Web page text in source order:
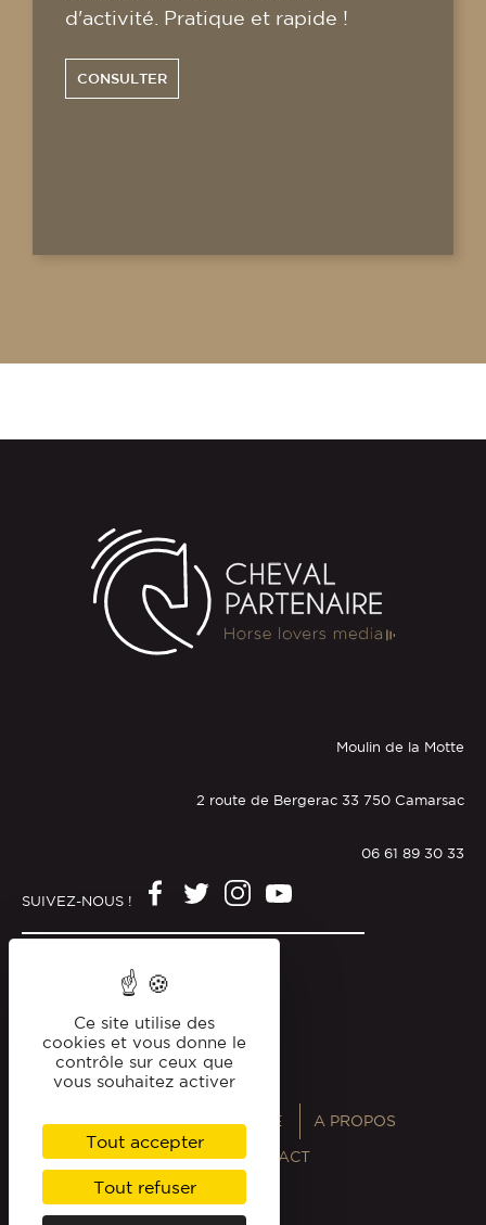
d'activité. Pratique et rapide !
CONSULTER
Moulin de la Motte
2 route de Bergerac 33 750 Camarsac
06 61 89 30 33
SUIVEZ-NOUS !
Politique de confidentialité
ANNUAIRES MAGAZINE A PROPOS
PROFESSIONNELS CONTACT
Ce site utilise des
cookies et vous donne le
contrôle sur ceux que
vous souhaitez activer
Tout accepter
Tout refuser